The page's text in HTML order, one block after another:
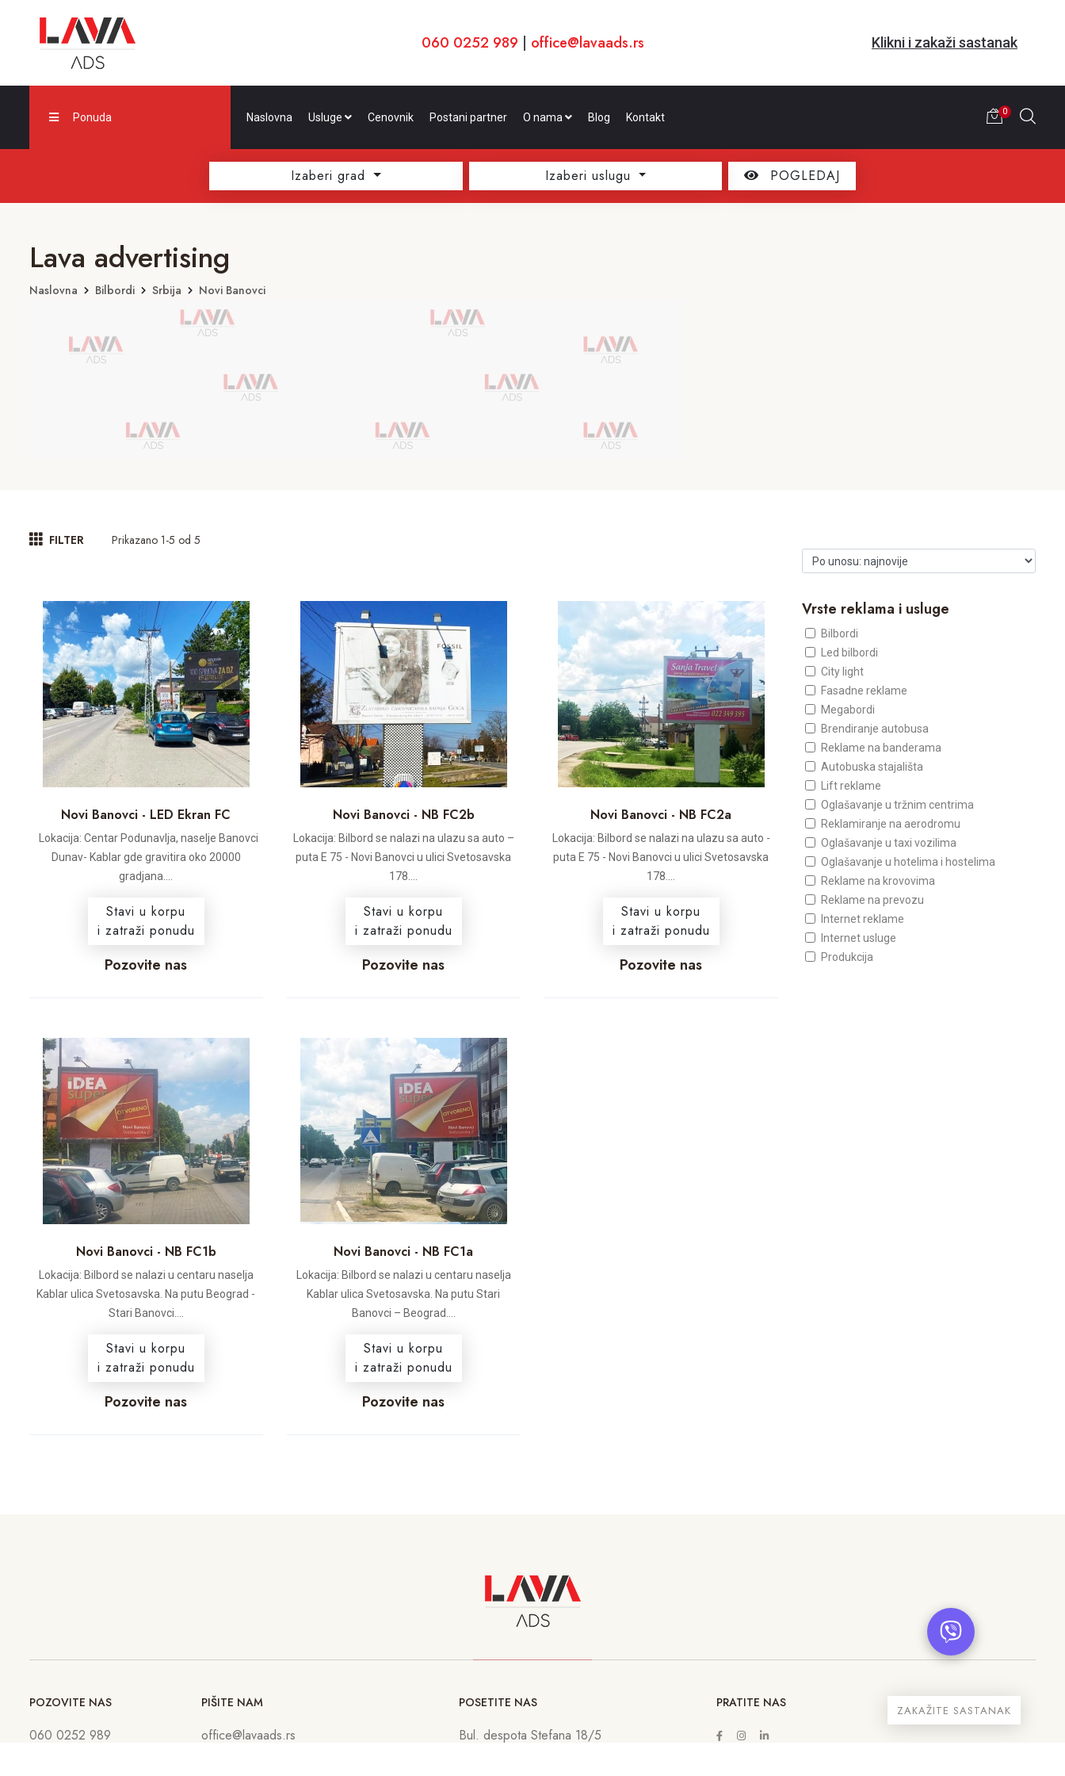
060 0252 989 | office@lavaads.rs Klikni i zakaži sastanak
Ponuda Naslovna Usluge Cenovnik Postani partner O nama Blog Kontakt 0
Izaberi grad Izaberi uslugu POGLEDAJ
Lava advertising
Naslovna Bilbordi Srbija Novi Banovci
FILTER Prikazano 1-5 od 5
Novi Banovci - LED Ekran FC
Lokacija: Centar Podunavlja, naselje Banovci
Dunav- Kablar gde gravitira oko 20000
gradjana....
Stavi u korpu
i zatraži ponudu
Pozovite nas
Novi Banovci - NB FC2b
Lokacija: Bilbord se nalazi na ulazu sa auto –
puta E 75 - Novi Banovci u ulici Svetosavska
178....
Stavi u korpu
i zatraži ponudu
Pozovite nas
Novi Banovci - NB FC2a
Lokacija: Bilbord se nalazi na ulazu sa auto -
puta E 75 - Novi Banovci u ulici Svetosavska
178....
Stavi u korpu
i zatraži ponudu
Pozovite nas
Novi Banovci - NB FC1b
Lokacija: Bilbord se nalazi u centaru naselja
Kablar ulica Svetosavska. Na putu Beograd -
Stari Banovci....
Stavi u korpu
i zatraži ponudu
Pozovite nas
Novi Banovci - NB FC1a
Lokacija: Bilbord se nalazi u centaru naselja
Kablar ulica Svetosavska. Na putu Stari
Banovci – Beograd....
Stavi u korpu
i zatraži ponudu
Pozovite nas
Vrste reklama i usluge
Bilbordi
Led bilbordi
City light
Fasadne reklame
Megabordi
Brendiranje autobusa
Reklame na banderama
Autobuska stajališta
Lift reklame
Oglašavanje u tržnim centrima
Reklamiranje na aerodromu
Oglašavanje u taxi vozilima
Oglašavanje u hotelima i hostelima
Reklame na krovovima
Reklame na prevozu
Internet reklame
Internet usluge
Produkcija
POZOVITE NAS
060 0252 989
PIŠITE NAM
office@lavaads.rs
POSETITE NAS
Bul. despota Stefana 18/5
PRATITE NAS
ZAKAŽITE SASTANAK